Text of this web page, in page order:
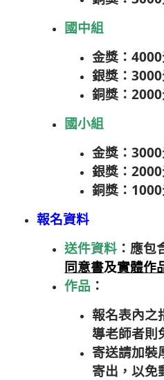
國中組
金獎：
銀獎：
銅獎：
國小組
金獎：
銀獎：
銅獎：
報名資料
送件資料 ：應包
同意書及實體作
作品 ：
報名表內之
導老師者則
寄送請加裝
寄出，以免